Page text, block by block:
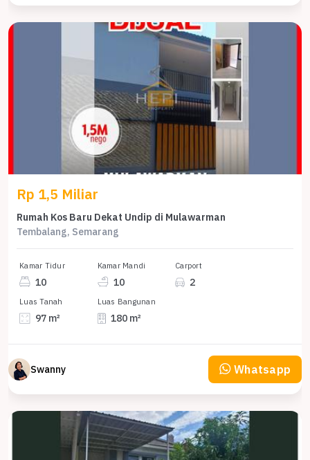
Rp 1,5 Miliar
Rumah Kos Baru Dekat Undip di Mulawarman
Tembalang, Semarang
Kamar Tidur
10
Kamar Mandi
10
Carport
2
Luas Tanah
97 m²
Luas Bangunan
180 m²
Swanny Whatsapp